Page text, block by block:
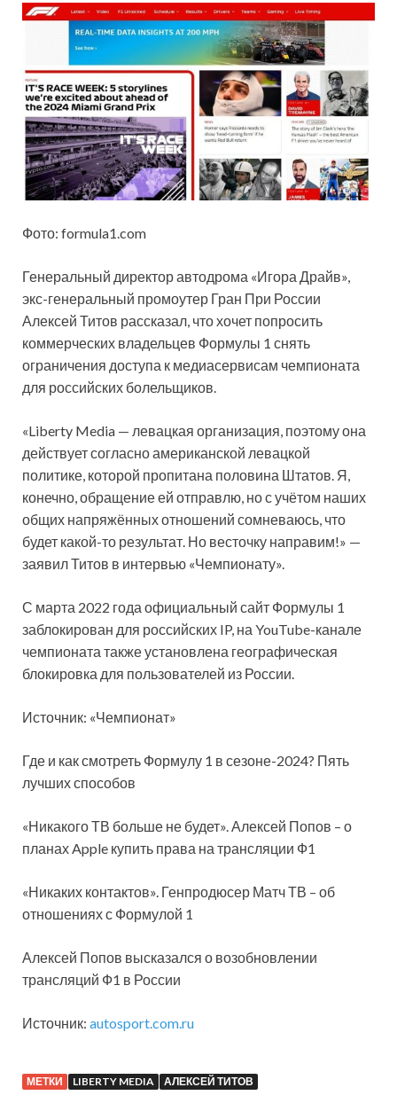
Фото: formula1.com
Генеральный директор автодрома «Игора Драйв»,
экс-генеральный промоутер Гран При России
Алексей Титов рассказал, что хочет попросить
коммерческих владельцев Формулы 1 снять
ограничения доступа к медиасервисам чемпионата
для российских болельщиков.
«Liberty Media — левацкая организация, поэтому она
действует согласно американской левацкой
политике, которой пропитана половина Штатов. Я,
конечно, обращение ей отправлю, но с учётом наших
общих напряжённых отношений сомневаюсь, что
будет какой-то результат. Но весточку направим!» —
заявил Титов в интервью «Чемпионату».
С марта 2022 года официальный сайт Формулы 1
заблокирован для российских IP, на YouTube-канале
чемпионата также установлена географическая
блокировка для пользователей из России.
Источник: «Чемпионат»
Где и как смотреть Формулу 1 в сезоне-2024? Пять
лучших способов
«Никакого ТВ больше не будет». Алексей Попов – о
планах Apple купить права на трансляции Ф1
«Никаких контактов». Генпродюсер Матч ТВ – об
отношениях с Формулой 1
Алексей Попов высказался о возобновлении
трансляций Ф1 в России
Источник: autosport.com.ru
МЕТКИ LIBERTY MEDIA АЛЕКСЕЙ ТИТОВ